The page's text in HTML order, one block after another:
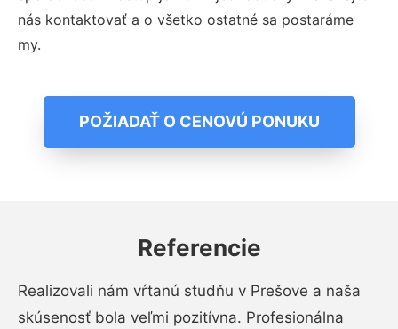
nás kontaktovať a o všetko ostatné sa postaráme
my.
POŽIADAŤ O CENOVÚ PONUKU
Referencie
Realizovali nám vŕtanú studňu v Prešove a naša
skúsenosť bola veľmi pozitívna. Profesionálna